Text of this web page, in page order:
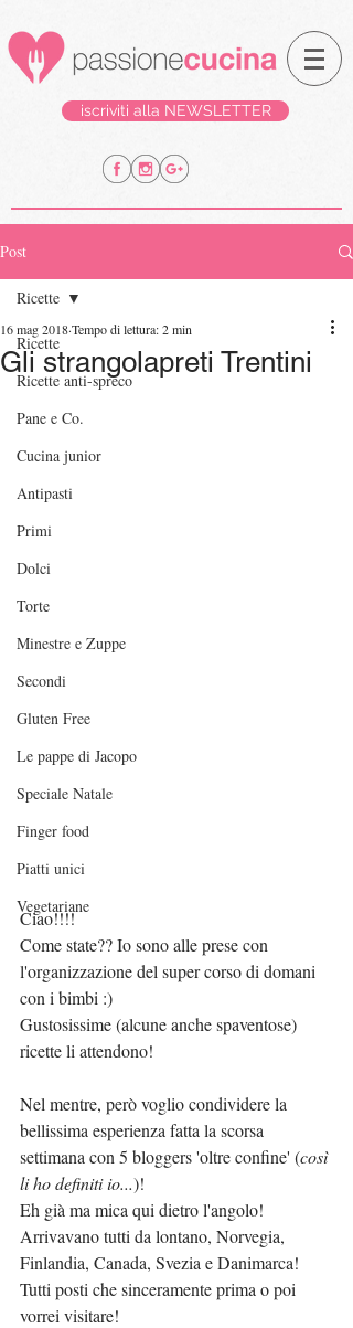
iscriviti alla NEWSLETTER
Post
Ricette
Ricette anti-spreco
Pane e Co.
Cucina junior
Antipasti
Primi
Dolci
Torte
Minestre e Zuppe
Secondi
Gluten Free
Le pappe di Jacopo
Speciale Natale
Finger food
Piatti unici
Vegetariane
Ricette
Gli strangolapreti Trentini
16 mag 2018Tempo di lettura: 2 min
Ciao!!!!
Come state?? Io sono alle prese con
l'organizzazione del super corso di domani
con i bimbi :)
Gustosissime (alcune anche spaventose)
ricette li attendono!
Nel mentre, però voglio condividere la
bellissima esperienza fatta la scorsa
settimana con 5 bloggers 'oltre confine' (così
li ho definiti io...)!
Eh già ma mica qui dietro l'angolo!
Arrivavano tutti da lontano, Norvegia,
Finlandia, Canada, Svezia e Danimarca!
Tutti posti che sinceramente prima o poi
vorrei visitare!